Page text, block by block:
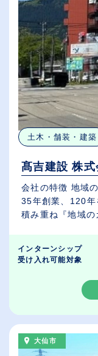
土木・舗装・建築
髙吉建設 株式
会社の特徴 地域
35年創業、120年
積み重ね『地域の
インターンシップ
受け入れ可能対象
大仙市